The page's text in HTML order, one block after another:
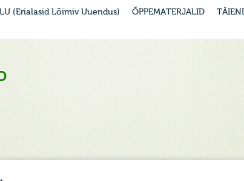
(Erialasid Lõimiv Uuendus) ÕPPEMATERJALID